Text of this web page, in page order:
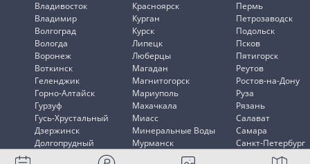
Владивосток
Владимир
Волгоград
Вологда
Воронеж
Воткинск
Геленджик
Горно-Алтайск
Гурзуф
Гусь-Хрустальный
Дзержинск
Долгопрудный
Красноярск
Курган
Курск
Липецк
Люберцы
Магадан
Магнитогорск
Мариуполь
Махачкала
Миасс
Минеральные Воды
Мурманск
Пермь
Петрозаводск
Подольск
Псков
Пятигорск
Реутов
Ростов-на-Дону
Руза
Рязань
Салават
Самара
Санкт-Петербург